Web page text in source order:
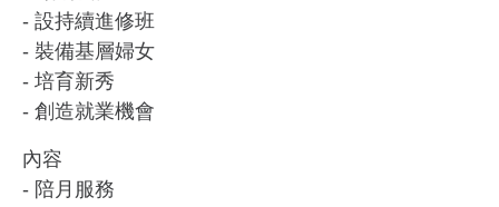
- 設持續進修班
- 裝備基層婦女
- 培育新秀
- 創造就業機會
內容
- 陪月服務